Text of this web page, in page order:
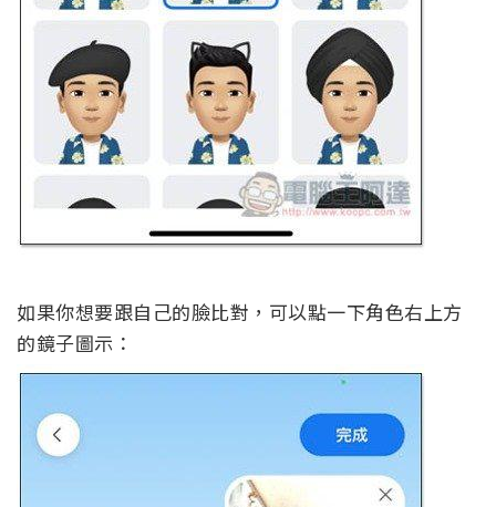
如果你想要跟自己的臉比對，可以點一下角色右上方
的鏡子圖示：